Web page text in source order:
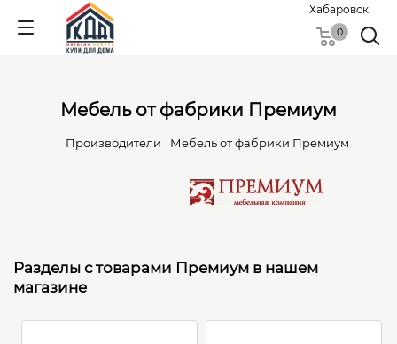
Хабаровск
0
Мебель от фабрики Премиум
Производители Мебель от фабрики Премиум
Разделы с товарами Премиум в нашем
магазине